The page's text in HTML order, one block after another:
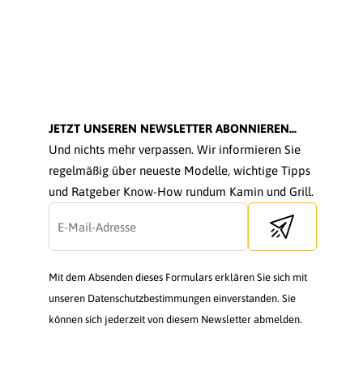
JETZT UNSEREN NEWSLETTER ABONNIEREN...
Und nichts mehr verpassen. Wir informieren Sie
regelmäßig über neueste Modelle, wichtige Tipps
und Ratgeber Know-How rundum Kamin und Grill.
Send newsletter
Mit dem Absenden dieses Formulars erklären Sie sich mit
unseren Datenschutzbestimmungen einverstanden. Sie
können sich jederzeit von diesem Newsletter abmelden.